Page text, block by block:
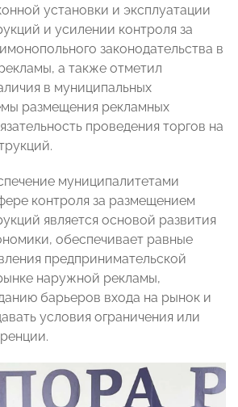
установки и эксплуатации
и усилении контроля за
законодательства в
а также отметил
в муниципальных
размещения рекламных
проведения торгов на
муниципалитетами
контроля за размещением
является основой развития
обеспечивает равные
предпринимательской
наружной рекламы,
барьеров входа на рынок и
условия ограничения или